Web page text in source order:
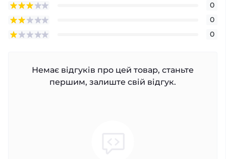
0
0
0
Немає відгуків про цей товар, станьте
першим, залиште свій відгук.